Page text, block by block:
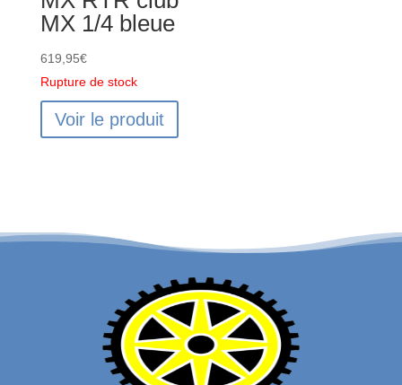
MX 1/4 bleue
619,95€
Rupture de stock
Voir le produit